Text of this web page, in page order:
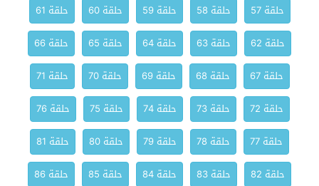
حلقة 57
حلقة 58 حلقة 59 حلقة 60
حلقة 61
حلقة 62
حلقة 63 حلقة 64 حلقة 65
حلقة 66
حلقة 67
حلقة 68 حلقة 69 حلقة 70
حلقة 71
حلقة 72
حلقة 73 حلقة 74 حلقة 75
حلقة 76
حلقة 77
حلقة 78 حلقة 79 حلقة 80
حلقة 81
حلقة 82
حلقة 83 حلقة 84 حلقة 85
حلقة 86